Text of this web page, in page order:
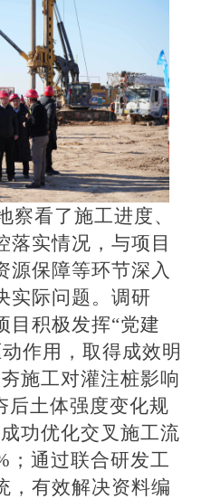
察看了施工进度、
落实情况，与项目
源保障等环节深入
实际问题。调研
目积极发挥“党建
作用，取得成效明
施工对灌注桩影响
后土体强度变化规
功优化交叉施工流
；通过联合研发工
，有效解决资料编